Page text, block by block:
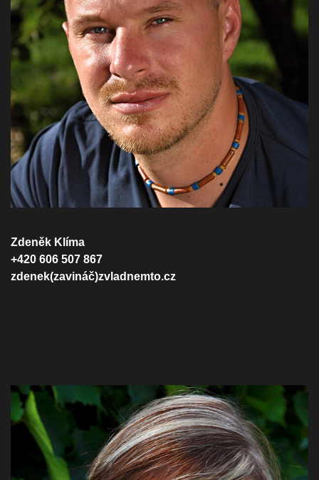
Zdeněk Klíma
+420 606 507 867
zdenek(zavináč)zvladnemto.cz